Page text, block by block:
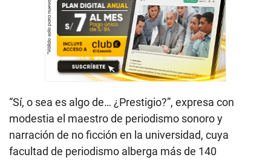
“Sí, o sea es algo de… ¿Prestigio?”, expresa con
modestia el maestro de periodismo sonoro y
narración de no ficción en la universidad, cuya
facultad de periodismo alberga más de 140